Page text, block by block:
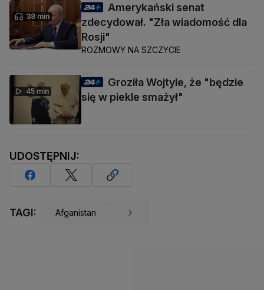
38 min
Amerykański senat
zdecydował. "Zła wiadomość dla
Rosji"
ROZMOWY NA SZCZYCIE
45 min
Groziła Wojtyle, że "będzie
się w piekle smażył"
UDOSTĘPNIJ:
TAGI: Afganistan